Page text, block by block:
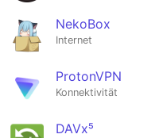
NekoBox
Internet
ProtonVPN
Konnektivität
DAVx⁵